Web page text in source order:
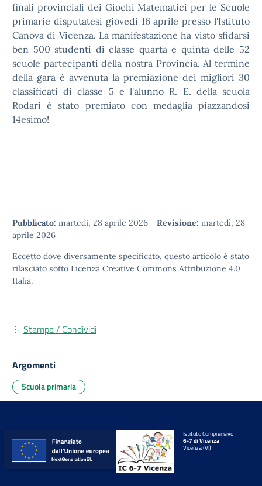
finali provinciali dei Giochi Matematici per le Scuole
primarie disputatesi giovedì 16 aprile presso l'Istituto
Canova di Vicenza. La manifestazione ha visto sfidarsi
ben 500 studenti di classe quarta e quinta delle 52
scuole partecipanti della nostra Provincia. Al termine
della gara è avvenuta la premiazione dei migliori 30
classificati di classe 5 e l'alunno R. E. della scuola
Rodari è stato premiato con medaglia piazzandosi
14esimo!
Pubblicato: martedì, 28 aprile 2026 - Revisione: martedì, 28
aprile 2026
Eccetto dove diversamente specificato, questo articolo è stato
rilasciato sotto Licenza Creative Commons Attribuzione 4.0
Italia.
Stampa / Condividi
Argomenti
Scuola primaria
Istituto Comprensivo
6-7 di Vicenza
Vicenza (VI)